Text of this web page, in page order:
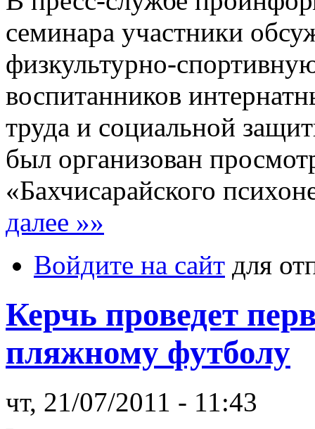
семинара участники
физкультурно-
воспитанников
труда и социальной
был организован
«Бахчисарайского
далее »»
Войдите на сайт для
Керчь проведет
пляжному футболу
чт, 21/07/2011 - 11:43